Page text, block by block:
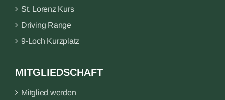
St. Lorenz Kurs
Driving Range
9-Loch Kurzplatz
MITGLIEDSCHAFT
Mitglied werden